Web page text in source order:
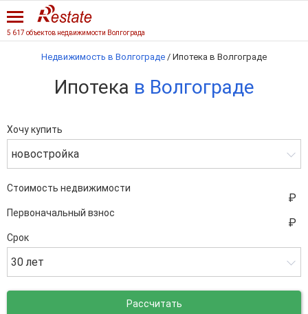
5 617 объектов недвижимости Волгограда
Недвижимость в Волгограде / Ипотека в Волгограде
Ипотека в Волгограде
Хочу купить
новостройка
Стоимость недвижимости
Первоначальный взнос
Срок
30 лет
Рассчитать